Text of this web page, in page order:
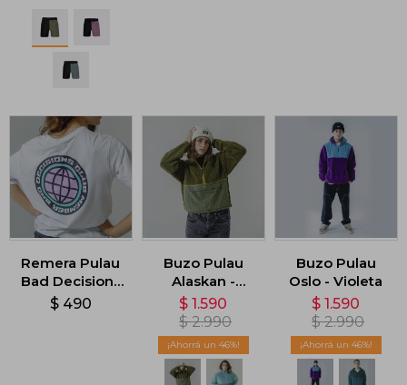
Remera Pulau
Bad Decisions
- Blanco
$ 490
Buzo Pulau
Alaskan -
Verde
$ 1.590
$ 2.990
46
Buzo Pulau
Oslo - Violeta
$ 1.590
$ 2.990
46